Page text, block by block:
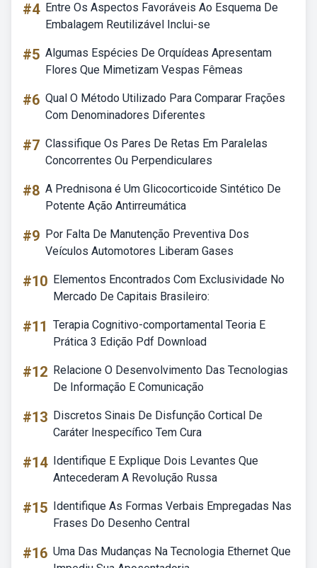
#4 Entre Os Aspectos Favoráveis Ao Esquema De
Embalagem Reutilizável Inclui-se
#5 Algumas Espécies De Orquídeas Apresentam
Flores Que Mimetizam Vespas Fêmeas
#6 Qual O Método Utilizado Para Comparar Frações
Com Denominadores Diferentes
#7 Classifique Os Pares De Retas Em Paralelas
Concorrentes Ou Perpendiculares
#8 A Prednisona é Um Glicocorticoide Sintético De
Potente Ação Antirreumática
#9 Por Falta De Manutenção Preventiva Dos
Veículos Automotores Liberam Gases
#10 Elementos Encontrados Com Exclusividade No
Mercado De Capitais Brasileiro:
#11 Terapia Cognitivo-comportamental Teoria E
Prática 3 Edição Pdf Download
#12 Relacione O Desenvolvimento Das Tecnologias
De Informação E Comunicação
#13 Discretos Sinais De Disfunção Cortical De
Caráter Inespecífico Tem Cura
#14 Identifique E Explique Dois Levantes Que
Antecederam A Revolução Russa
#15 Identifique As Formas Verbais Empregadas Nas
Frases Do Desenho Central
#16 Uma Das Mudanças Na Tecnologia Ethernet Que